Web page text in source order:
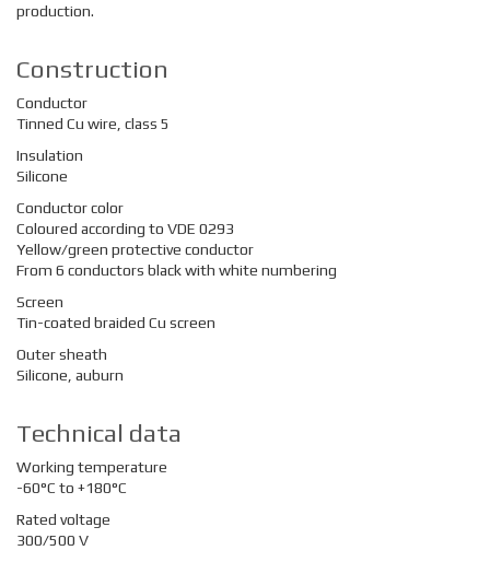
production.
Construction
Conductor
Tinned Cu wire, class 5
Insulation
Silicone
Conductor color
Coloured according to VDE 0293
Yellow/green protective conductor
From 6 conductors black with white numbering
Screen
Tin-coated braided Cu screen
Outer sheath
Silicone, auburn
Technical data
Working temperature
-60°C to +180°C
Rated voltage
300/500 V